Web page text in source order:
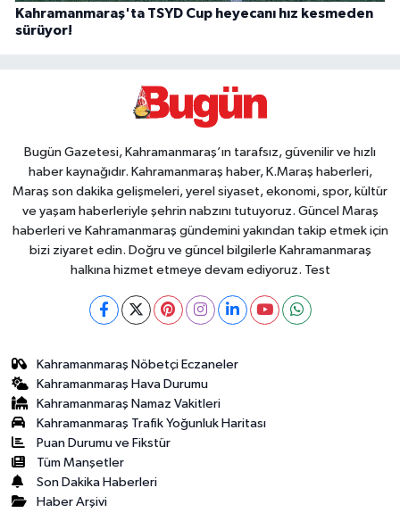
Kahramanmaraş'ta TSYD Cup heyecanı hız kesmeden
sürüyor!
Bugün Gazetesi, Kahramanmaraş’ın tarafsız, güvenilir ve hızlı
haber kaynağıdır. Kahramanmaraş haber, K.Maraş haberleri,
Maraş son dakika gelişmeleri, yerel siyaset, ekonomi, spor, kültür
ve yaşam haberleriyle şehrin nabzını tutuyoruz. Güncel Maraş
haberleri ve Kahramanmaraş gündemini yakından takip etmek için
bizi ziyaret edin. Doğru ve güncel bilgilerle Kahramanmaraş
halkına hizmet etmeye devam ediyoruz. Test
Kahramanmaraş Nöbetçi Eczaneler
Kahramanmaraş Hava Durumu
Kahramanmaraş Namaz Vakitleri
Kahramanmaraş Trafik Yoğunluk Haritası
Puan Durumu ve Fikstür
Tüm Manşetler
Son Dakika Haberleri
Haber Arşivi